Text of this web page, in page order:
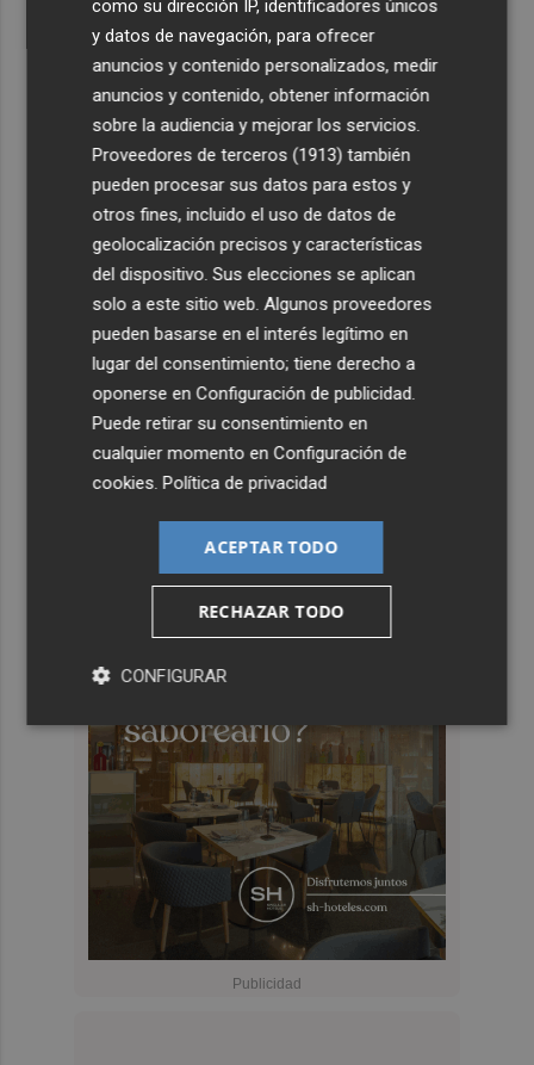
como su dirección IP, identificadores únicos
y datos de navegación, para ofrecer
anuncios y contenido personalizados, medir
anuncios y contenido, obtener información
sobre la audiencia y mejorar los servicios.
Proveedores de terceros (1913) también
pueden procesar sus datos para estos y
otros fines, incluido el uso de datos de
geolocalización precisos y características
del dispositivo. Sus elecciones se aplican
solo a este sitio web. Algunos proveedores
pueden basarse en el interés legítimo en
lugar del consentimiento; tiene derecho a
oponerse enConfiguración de publicidad
Puede retirar su consentimiento en
cualquier momento enConfiguración de
cookies .Política de privacidad
ACEPTAR TODO
RECHAZAR TODO
CONFIGURAR